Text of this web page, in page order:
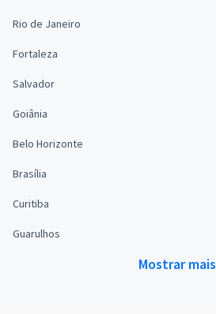
Rio de Janeiro
Fortaleza
Salvador
Goiânia
Belo Horizonte
Brasília
Curitiba
Guarulhos
Mostrar mais